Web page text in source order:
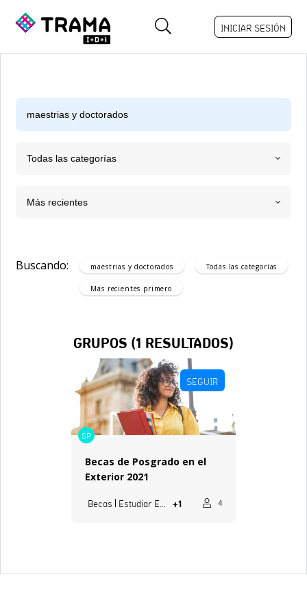
INICIAR SESIÓN
Todas las categorías
Más recientes
Buscando: maestrias y doctorados Todas las categorías
Más recientes primero
GRUPOS (1 RESULTADOS)
SEGUIR
SP
Becas de Posgrado en el
Exterior 2021
Becas +1 4